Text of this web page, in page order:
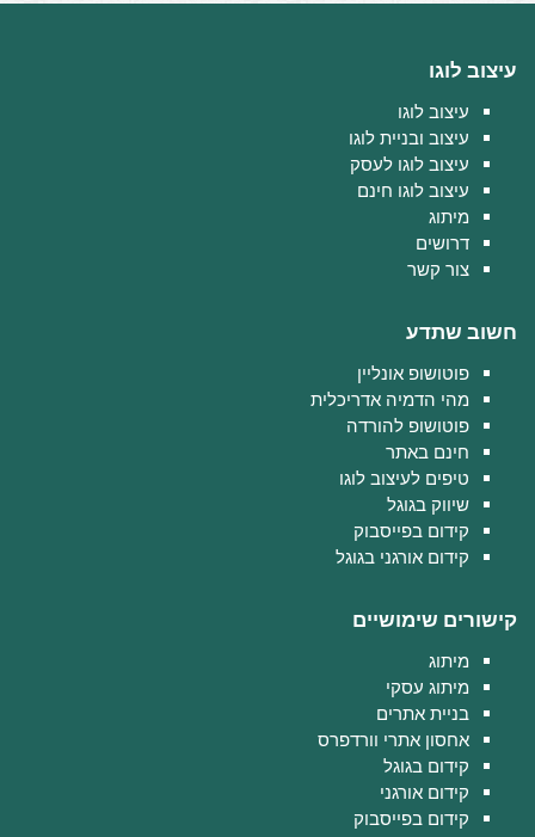
עיצוב לוגו
עיצוב לוגו
עיצוב ובניית לוגו
עיצוב לוגו לעסק
עיצוב לוגו חינם
מיתוג
דרושים
צור קשר
חשוב שתדע
פוטושופ אונליין
מהי הדמיה אדריכלית
פוטושופ להורדה
חינם באתר
טיפים לעיצוב לוגו
שיווק בגוגל
קידום בפייסבוק
קידום אורגני בגוגל
קישורים שימושיים
מיתוג
מיתוג עסקי
בניית אתרים
אחסון אתרי וורדפרס
קידום בגוגל
קידום אורגני
קידום בפייסבוק